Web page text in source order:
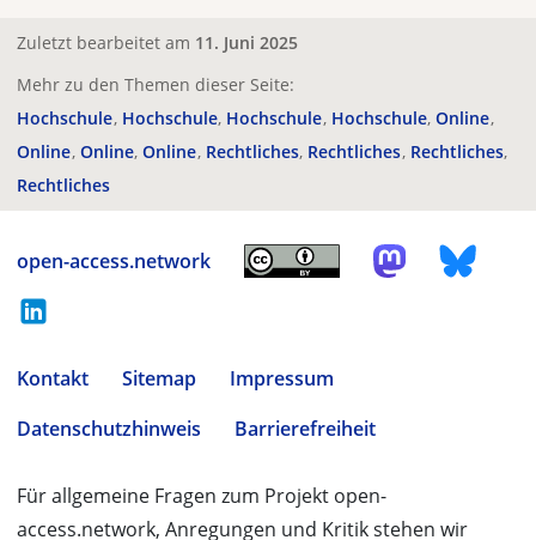
Zuletzt bearbeitet am 11. Juni 2025
Mehr zu den Themen dieser Seite:
Hochschule Hochschule Hochschule Hochschule Online
Online Online Online Rechtliches Rechtliches Rechtliches
Rechtliches
open-access.network
Kontakt Sitemap
Impressum
Datenschutzhinweis
Barrierefreiheit
Für allgemeine Fragen zum Projekt open-
access.network, Anregungen und Kritik stehen wir